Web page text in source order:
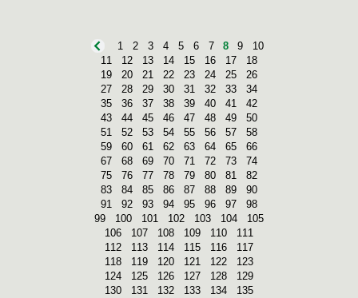
1 2 3 4 5 6 7 8 9
10
11
12 13 14 15 16 17
18
19
20 21 22 23 24 25
26
27
28 29 30 31 32 33
34
35
36 37 38 39 40 41
42
43
44 45 46 47 48 49
50
51
52 53 54 55 56 57
58
59
60 61 62 63 64 65
66
67
68 69 70 71 72 73
74
75
76 77 78 79 80 81
82
83
84 85 86 87 88 89
90
91
92 93 94 95 96 97
98
99
100 101 102 103 104
105
106
107 108 109 110
111
112
113 114 115 116
117
118
119 120 121 122
123
124
125 126 127 128
129
130
131 132 133 134
135